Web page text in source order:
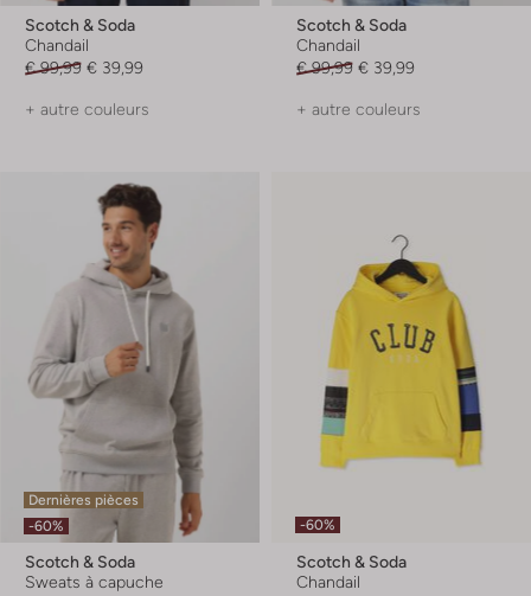
Scotch & Soda
Chandail
€ 99,99 € 39,99
+ autre couleurs
Scotch & Soda
Chandail
€ 99,99 € 39,99
+ autre couleurs
Dernières pièces
-60%
Scotch & Soda
Sweats à capuche
-60%
Scotch & Soda
Chandail